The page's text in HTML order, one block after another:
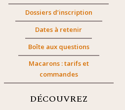
Dossiers d’inscription
Dates à retenir
Boîte aux questions
Macarons : tarifs et
commandes
DÉCOUVREZ